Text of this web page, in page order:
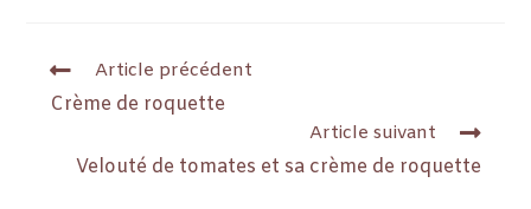
Article précédent
Crème de roquette
Article suivant
Velouté de tomates et sa crème de roquette